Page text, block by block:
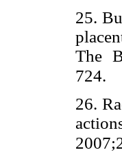
25.
The
724.
26.